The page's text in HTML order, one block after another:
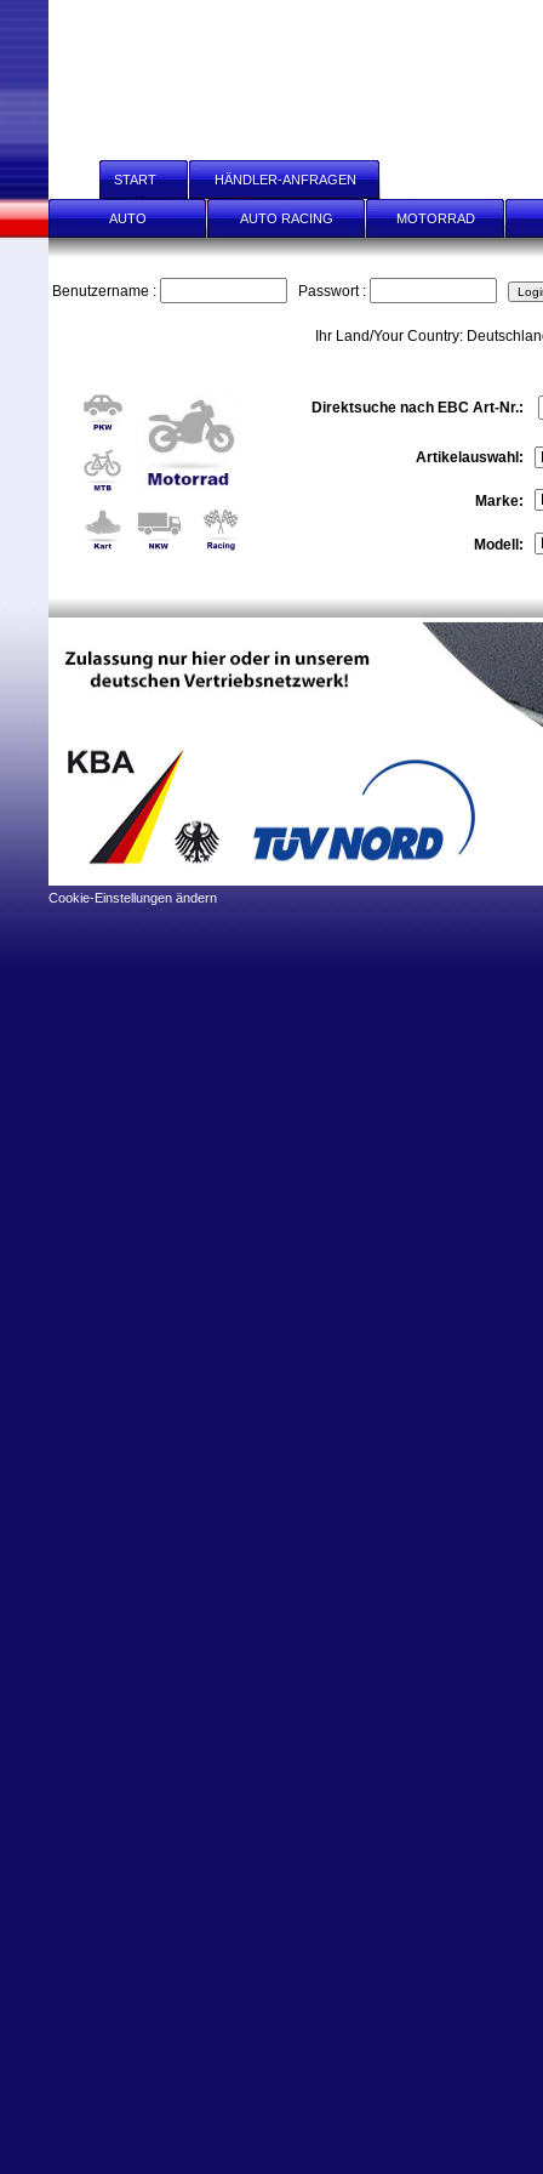
START HÄNDLER-ANFRAGEN
AUTO AUTO RACING MOTORRAD
Benutzername : Passwort :
Ihr Land/Your Country:
Direktsuche nach EBC Art-Nr.:
Artikelauswahl:
Marke:
Modell:
Cookie-Einstellungen ändern